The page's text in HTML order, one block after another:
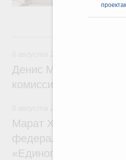
Денис Мантуров
комиссии по
Марат Хуснуллин:
федерального
«Единого заказчика»